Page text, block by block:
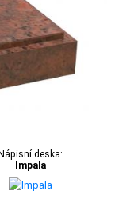
Nápisní deska:
Impala